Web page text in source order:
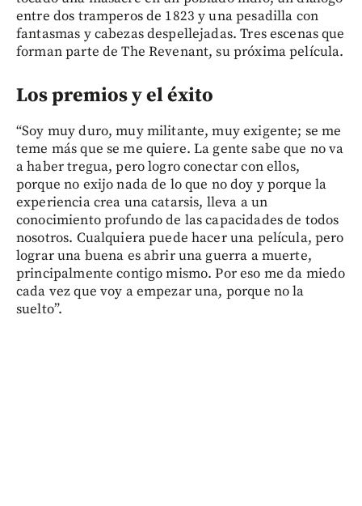
entre dos tramperos de 1823 y una pesadilla con
fantasmas y cabezas despellejadas. Tres escenas que
forman parte de The Revenant, su próxima película.
Los premios y el éxito
“Soy muy duro, muy militante, muy exigente; se me
teme más que se me quiere. La gente sabe que no va
a haber tregua, pero logro conectar con ellos,
porque no exijo nada de lo que no doy y porque la
experiencia crea una catarsis, lleva a un
conocimiento profundo de las capacidades de todos
nosotros. Cualquiera puede hacer una película, pero
lograr una buena es abrir una guerra a muerte,
principalmente contigo mismo. Por eso me da miedo
cada vez que voy a empezar una, porque no la
suelto”.